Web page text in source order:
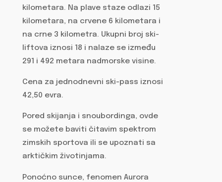
kilometara. Na plave staze odlazi 15
kilometara, na crvene 6 kilometara i
na crne 3 kilometra. Ukupni broj ski-
liftova iznosi 18 i nalaze se između
291 i 492 metara nadmorske visine.
Cena za jednodnevni ski-pass iznosi
42,50 evra.
Pored skijanja i snoubordinga, ovde
se možete baviti čitavim spektrom
zimskih sportova ili se upoznati sa
arktičkim životinjama.
Ponoćno sunce, fenomen Aurora